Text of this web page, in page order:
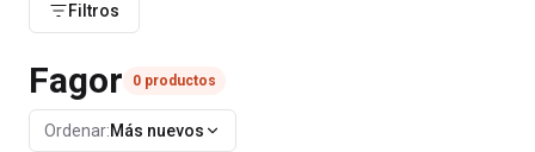
Filtros
Fagor 0 productos
Ordenar:Más nuevos